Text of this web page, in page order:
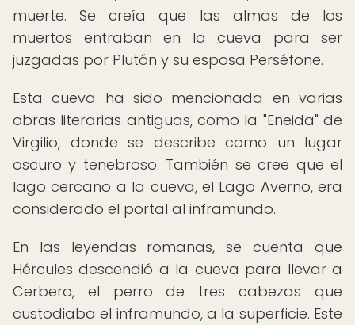
muerte. Se creía que las almas de los
muertos entraban en la cueva para ser
juzgadas por Plutón y su esposa Perséfone.
Esta cueva ha sido mencionada en varias
obras literarias antiguas, como la "Eneida" de
Virgilio, donde se describe como un lugar
oscuro y tenebroso. También se cree que el
lago cercano a la cueva, el Lago Averno, era
considerado el portal al inframundo.
En las leyendas romanas, se cuenta que
Hércules descendió a la cueva para llevar a
Cerbero, el perro de tres cabezas que
custodiaba el inframundo, a la superficie. Este